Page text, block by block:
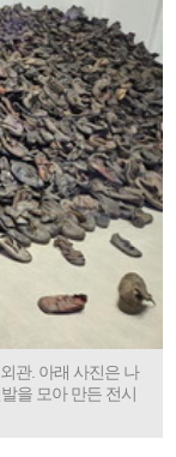
관. 아래 사진은 나
을 모아 만든 전시